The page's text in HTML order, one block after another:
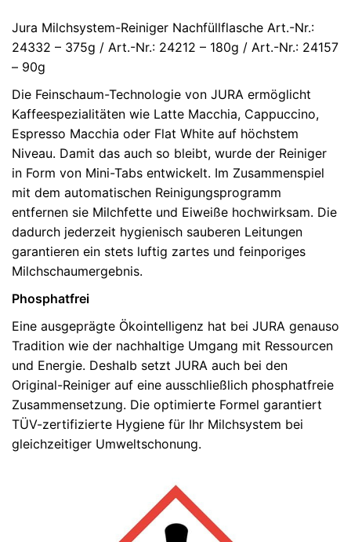
Jura Milchsystem-Reiniger Nachfüllflasche Art.-Nr.:
24332 – 375g / Art.-Nr.: 24212 – 180g / Art.-Nr.: 24157
– 90g
Die Feinschaum-Technologie von JURA ermöglicht
Kaffeespezialitäten wie Latte Macchia, Cappuccino,
Espresso Macchia oder Flat White auf höchstem
Niveau. Damit das auch so bleibt, wurde der Reiniger
in Form von Mini-Tabs entwickelt. Im Zusammenspiel
mit dem automatischen Reinigungsprogramm
entfernen sie Milchfette und Eiweiße hochwirksam. Die
dadurch jederzeit hygienisch sauberen Leitungen
garantieren ein stets luftig zartes und feinporiges
Milchschaumergebnis.
Phosphatfrei
Eine ausgeprägte Ökointelligenz hat bei JURA genauso
Tradition wie der nachhaltige Umgang mit Ressourcen
und Energie. Deshalb setzt JURA auch bei den
Original-Reiniger auf eine ausschließlich phosphatfreie
Zusammensetzung. Die optimierte Formel garantiert
TÜV-zertifizierte Hygiene für Ihr Milchsystem bei
gleichzeitiger Umweltschonung.